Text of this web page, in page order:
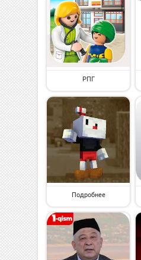
РПГ
Подробнее